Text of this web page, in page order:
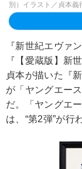
別）イラスト／貞本義
『新世紀エヴァ
『【愛蔵版】新
貞本が描いた『
が「ヤングエー
だ。「ヤングエ
は、“第2弾”が行